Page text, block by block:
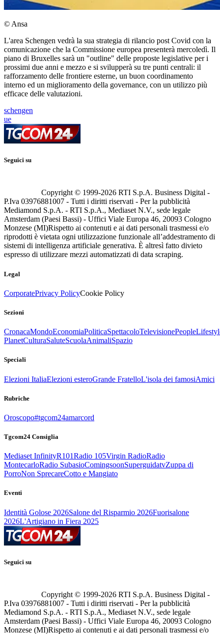
© Ansa
L'area Schengen vedrà la sua strategia di rilancio post Covid con la
comunicazione che la Commissione europea presenterà mercoledì. Il
piano di Bruxelles sarà un "outline" delle proposte legislative per i
prossimi due anni e mezzo e si svilupperà su tre punti centrali: il
rafforzamento delle frontiere esterne, un buon coordinamento
interno ed un miglioramento della governance, con un utilizzo più
efficace delle valutazioni.
schengen
ue
Seguici su
Copyright © 1999-2026 RTI S.p.A. Business Digital -
P.Iva 03976881007 - Tutti i diritti riservati - Per la pubblicità
Mediamond S.p.A. - RTI S.p.A., Mediaset N.V., sede legale
Amsterdam (Paesi Bassi) - Uffici Viale Europa 46, 20093 Cologno
Monzese (MI)Rispetto ai contenuti e ai dati personali trasmessi e/o
riprodotti è vietata ogni utilizzazione funzionale all’addestramento di
sistemi di intelligenza artificiale generativa. È altresì fatto divieto
espresso di utilizzare mezzi automatizzati di data scraping.
Legal
CorporatePrivacy PolicyCookie Policy
Sezioni
CronacaMondoEconomiaPoliticaSpettacoloTelevisionePeople
PlanetCulturaSaluteScuolaAnimaliSpazio
Speciali
Elezioni ItaliaElezioni esteroGrande FratelloL'isola dei famosiAmici
Rubriche
Oroscopo#tgcom24amarcord
Tgcom24 Consiglia
Mediaset InfinityR101Radio 105Virgin RadioRadio
MontecarloRadio SubasioComingsoonSuperguidatvZuppa di
PorroNon SprecareCotto e Mangiato
Eventi
Identità Golose 2026Salone del Risparmio 2026Fuorisalone
2026L'Artigiano in Fiera 2025
Seguici su
Copyright © 1999-2026 RTI S.p.A. Business Digital -
P.Iva 03976881007 - Tutti i diritti riservati - Per la pubblicità
Mediamond S.p.A. - RTI S.p.A., Mediaset N.V., sede legale
Amsterdam (Paesi Bassi) - Uffici Viale Europa 46, 20093 Cologno
Monzese (MI)Rispetto ai contenuti e ai dati personali trasmessi e/o